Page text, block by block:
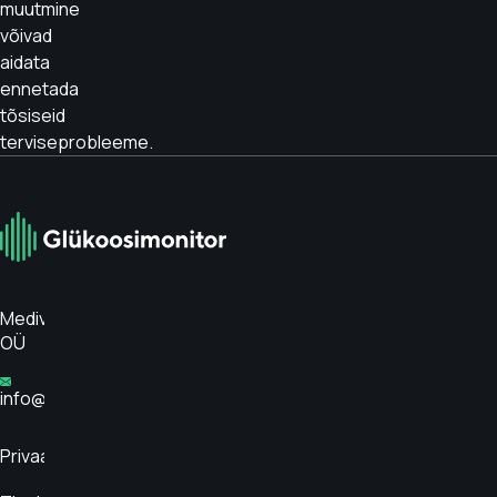
muutmine
võivad
aidata
ennetada
tõsiseid
terviseprobleeme.
Medivar
OÜ
info@glükoosimonitor.ee
Privaatsuspoliitika